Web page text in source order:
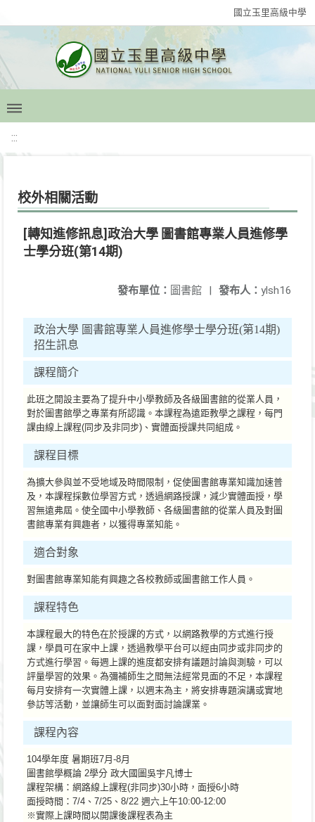
國立玉里高級中學
:::
校外相關活動
[轉知進修訊息]政治大學 圖書館專業人員進修學
士學分班(第14期)
發布人： ylsh16
發布單位： 圖書館 |
政治大學 圖書館專業人員進修學士學分班(第14期)
招生訊息
課程簡介
此班之開設主要為了提升中小學教師及各級圖書館的從業人員，
對於圖書館學之專業有所認識。本課程為遠距教學之課程，每門
課由線上課程(同步及非同步)、實體面授課共同組成。
課程目標
為擴大參與並不受地域及時間限制，促使圖書館專業知識加速普
及，本課程採數位學習方式，透過網路授課，減少實體面授，學
習無遠弗屆。使全國中小學教師、各級圖書館的從業人員及對圖
書館專業有興趣者，以獲得專業知能。
適合對象
對圖書館專業知能有興趣之各校教師或圖書館工作人員。
課程特色
本課程最大的特色在於授課的方式，以網路教學的方式進行授
課，學員可在家中上課，透過教學平台可以經由同步或非同步的
方式進行學習。每週上課的進度都安排有議題討論與測驗，可以
評量學習的效果。為彌補師生之間無法經常見面的不足，本課程
每月安排有一次實體上課，以週末為主，將安排專題演講或實地
參訪等活動，並讓師生可以面對面討論課業。
課程內容
104學年度 暑期班7月-8月
圖書館學概論 2學分 政大國圖吳宇凡博士
課程架構：網路線上課程(非同步)30小時，面授6小時
面授時間：7/4、7/25、8/22 週六上午10:00-12:00
※實際上課時間以開課後課程表為主